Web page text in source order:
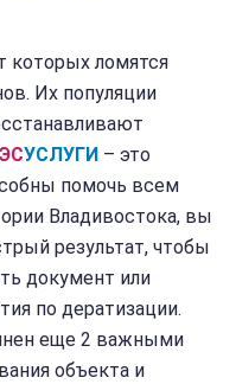
которых ломятся
Их популяции
УСЛУГИ – это
помочь всем
Владивостока, вы
результат, чтобы
документ или
по дератизации.
еще 2 важными
объекта и